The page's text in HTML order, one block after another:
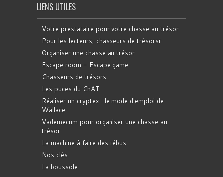
LIENS UTILES
Votre prestataire pour votre chasse au trésor
Pour les lecteurs, chasseurs de trésorsr
Organiser une chasse au trésor
Escape room - Escape game
Chasseurs de trésors
Les puces du ChAT
Réaliser un cryptex : le mode d'emploi de
Wallace
Vademecum pour organiser une chasse au
trésor
La machine à faire des rébus
Nos clés
La boussole